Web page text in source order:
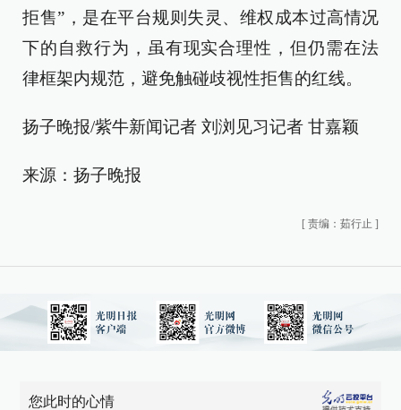
拒售”，是在平台规则失灵、维权成本过高情况
下的自救行为，虽有现实合理性，但仍需在法
律框架内规范，避免触碰歧视性拒售的红线。
扬子晚报/紫牛新闻记者 刘浏见习记者 甘嘉颖
来源：扬子晚报
[ 责编：茹行止 ]
您此时的心情